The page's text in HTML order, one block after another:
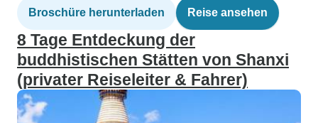
Broschüre herunterladen Reise ansehen
8 Tage Entdeckung der
buddhistischen Stätten von Shanxi
(privater Reiseleiter & Fahrer)